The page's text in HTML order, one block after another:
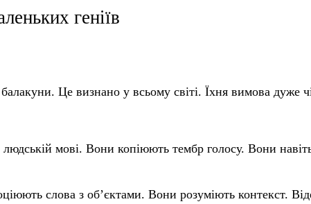
геніїв
Це визнано у всьому світі. Їхня вимова дуже
мові. Вони копіюють тембр голосу. Вони
слова з об’єктами. Вони розуміють контекст.